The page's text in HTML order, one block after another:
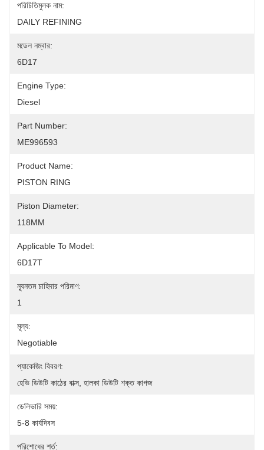
পরিচিতিমুলক নাম:
DAILY REFINING
মডেল নম্বার:
6D17
Engine Type:
Diesel
Part Number:
ME996593
Product Name:
PISTON RING
Piston Diameter:
118MM
Applicable To Model:
6D17T
ন্যূনতম চাহিদার পরিমাণ:
1
মূল্য:
Negotiable
প্যাকেজিং বিবরণ:
হেভি ডিউটি ​​কাঠের বাক্স, হালকা ডিউটি ​​শক্ত কাগজ
ডেলিভারি সময়:
5-8 কার্যদিবস
পরিশোধের শর্ত: